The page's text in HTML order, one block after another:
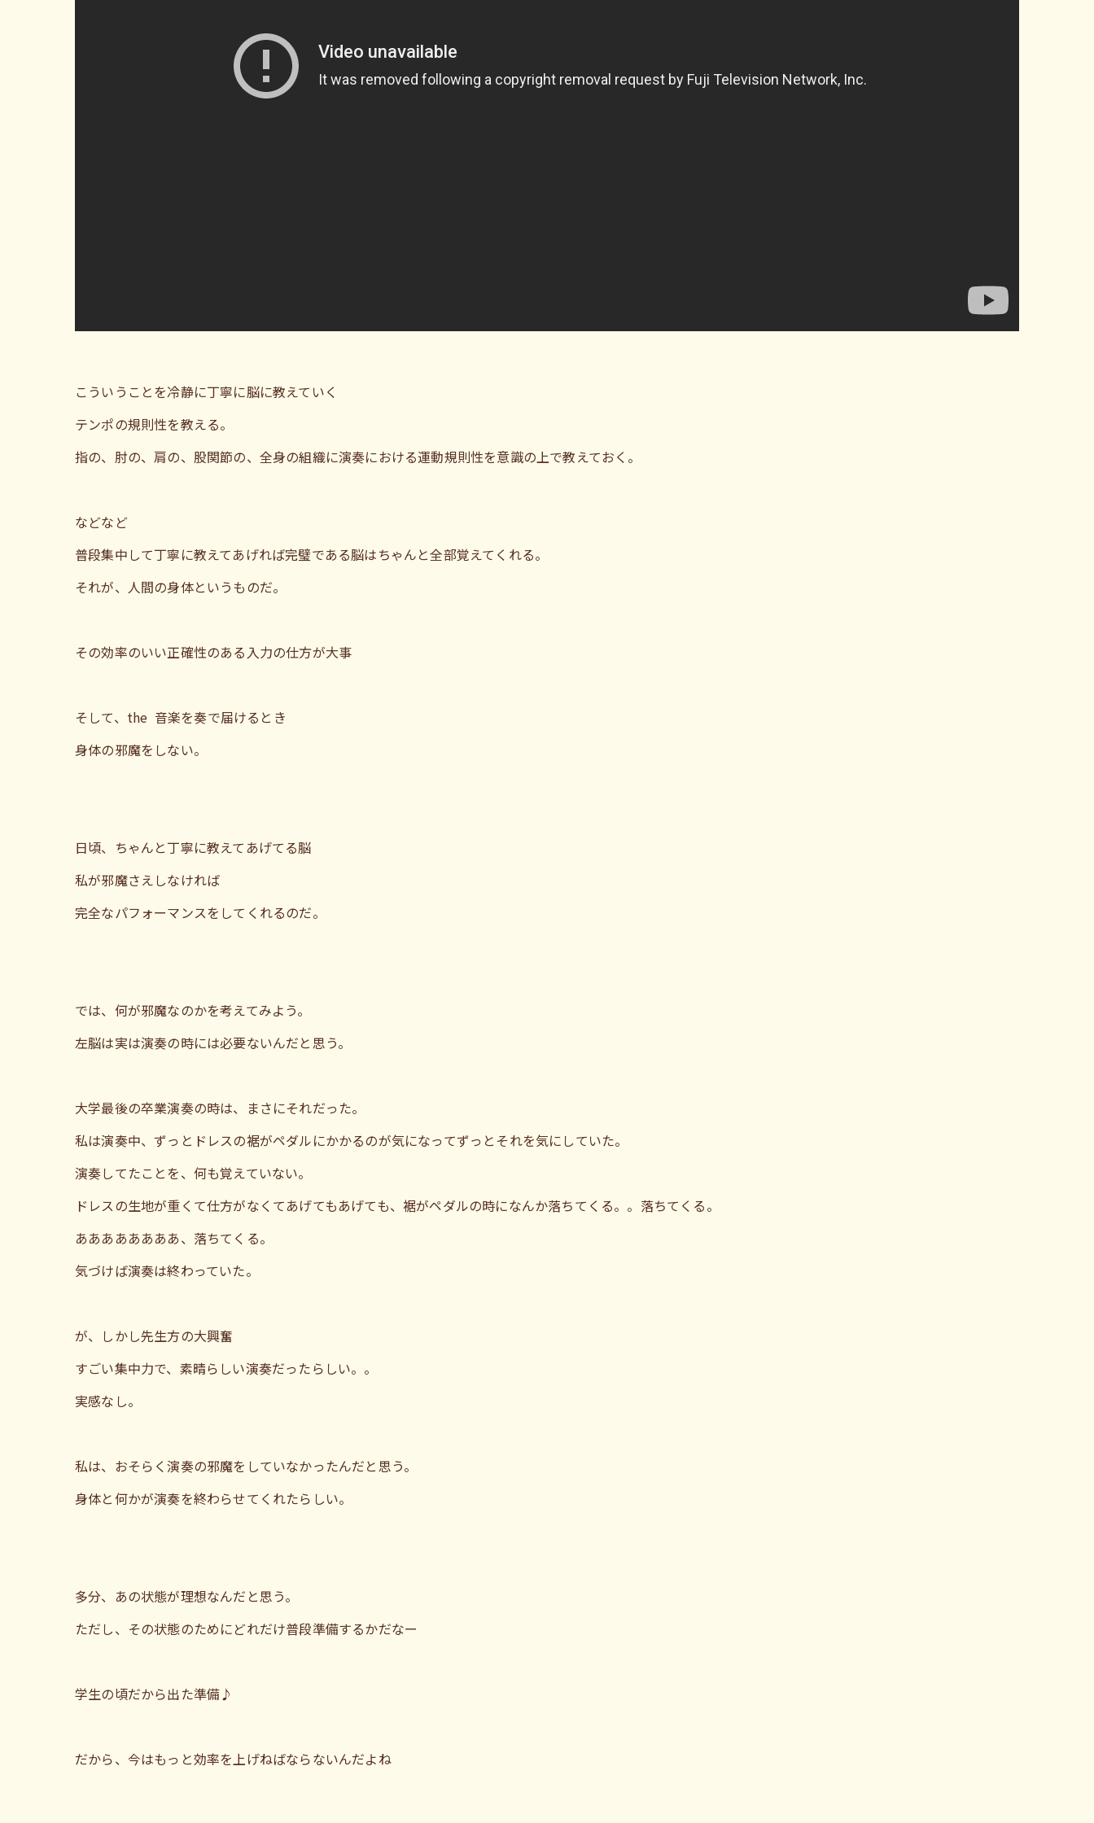
こういうことを冷静に丁寧に脳に教えていく
テンポの規則性を教える。
指の、肘の、肩の、股関節の、全身の組織に演奏における運動規則性を意識の上で教えておく。
などなど
普段集中して丁寧に教えてあげれば完璧である脳はちゃんと全部覚えてくれる。
それが、人間の身体というものだ。
その効率のいい正確性のある入力の仕方が大事
そして、the 音楽を奏で届けるとき
身体の邪魔をしない。
日頃、ちゃんと丁寧に教えてあげてる脳
私が邪魔さえしなければ
完全なパフォーマンスをしてくれるのだ。
では、何が邪魔なのかを考えてみよう。
左脳は実は演奏の時には必要ないんだと思う。
大学最後の卒業演奏の時は、まさにそれだった。
私は演奏中、ずっとドレスの裾がペダルにかかるのが気になってずっとそれを気にしていた。
演奏してたことを、何も覚えていない。
ドレスの生地が重くて仕方がなくてあげてもあげても、裾がペダルの時になんか落ちてくる。。落ちてくる。
ああああああああ、落ちてくる。
気づけば演奏は終わっていた。
が、しかし先生方の大興奮
すごい集中力で、素晴らしい演奏だったらしい。。
実感なし。
私は、おそらく演奏の邪魔をしていなかったんだと思う。
身体と何かが演奏を終わらせてくれたらしい。
多分、あの状態が理想なんだと思う。
ただし、その状態のためにどれだけ普段準備するかだなー
学生の頃だから出た準備♪
だから、今はもっと効率を上げねばならないんだよね